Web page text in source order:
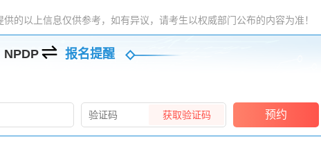
的以上信息仅供参考，如有异议，请考生以权威部门公布的内容为准！
NPDP 报名提醒
获取验证码 预约